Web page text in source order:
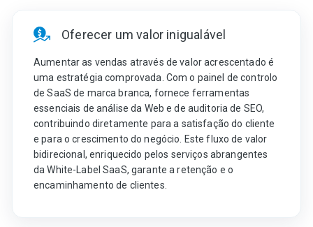
Oferecer um valor inigualável
Aumentar as vendas através de valor acrescentado é
uma estratégia comprovada. Com o painel de controlo
de SaaS de marca branca, fornece ferramentas
essenciais de análise da Web e de auditoria de SEO,
contribuindo diretamente para a satisfação do cliente
e para o crescimento do negócio. Este fluxo de valor
bidirecional, enriquecido pelos serviços abrangentes
da White-Label SaaS, garante a retenção e o
encaminhamento de clientes.